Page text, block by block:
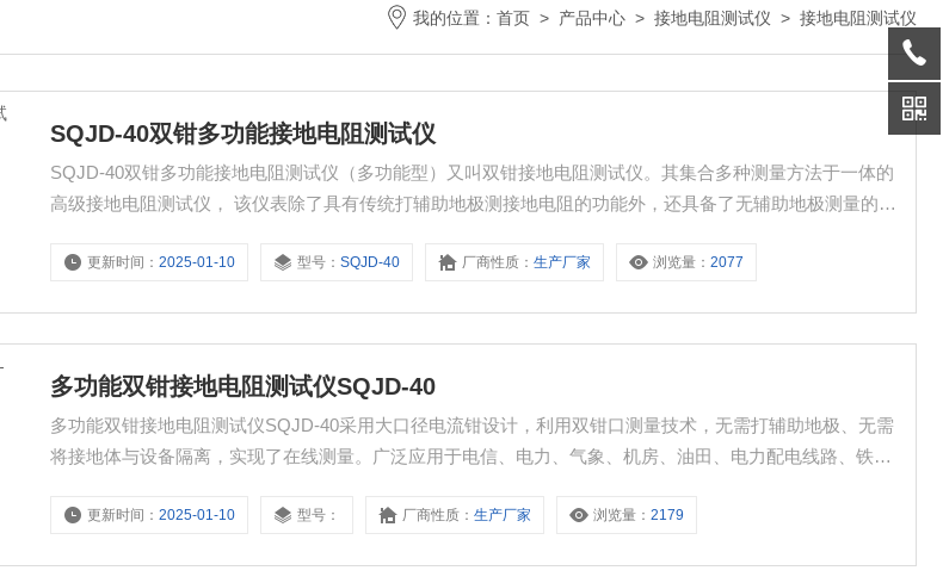
我的位置： 首页 > 产品中心 > 接地电阻测试仪 > 接地电阻测试仪
SQJD-40双钳多功能接地电阻测试仪
SQJD-40双钳多功能接地电阻测试仪（多功能型）又叫双钳接地电阻测试仪。其集合多种测量方法于一体的
高级接地电阻测试仪， 该仪表除了具有传统打辅助地极测接地电阻的功能外，还具备了无辅助地极测量的*
更新时间：2025-01-10 型号：SQJD-40 厂商性质：生产厂家 浏览量：2077
多功能双钳接地电阻测试仪SQJD-40
多功能双钳接地电阻测试仪SQJD-40采用大口径电流钳设计，利用双钳口测量技术，无需打辅助地极、无需
将接地体与设备隔离，实现了在线测量。广泛应用于电信、电力、气象、机房、油田、电力配电线路、铁塔
更新时间：2025-01-10 型号： 厂商性质：生产厂家 浏览量：2179